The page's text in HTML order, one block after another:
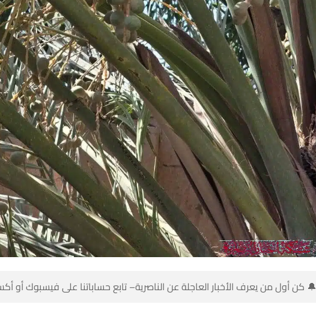
🔔 كن أول من يعرف الأخبار العاجلة عن الناصرية– تابع حساباتنا على فيسبوك أو